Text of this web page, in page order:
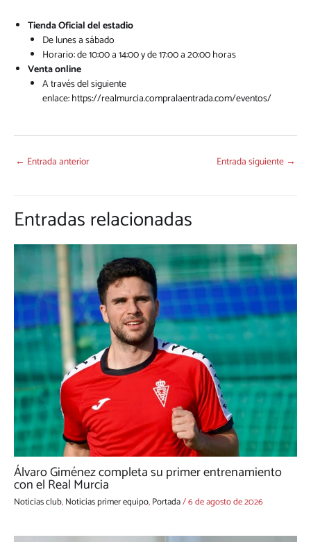
Tienda Oficial del estadio
De lunes a sábado
Horario: de 10:00 a 14:00 y de 17:00 a 20:00 horas
Venta online
A través del siguiente
enlace:https://realmurcia.compralaentrada.com/eventos/
← Entrada anterior Entrada siguiente →
Entradas relacionadas
Álvaro Giménez completa su primer entrenamiento
con el Real Murcia
Noticias club,Noticias primer equipo,Portada/6 de agosto de 2026